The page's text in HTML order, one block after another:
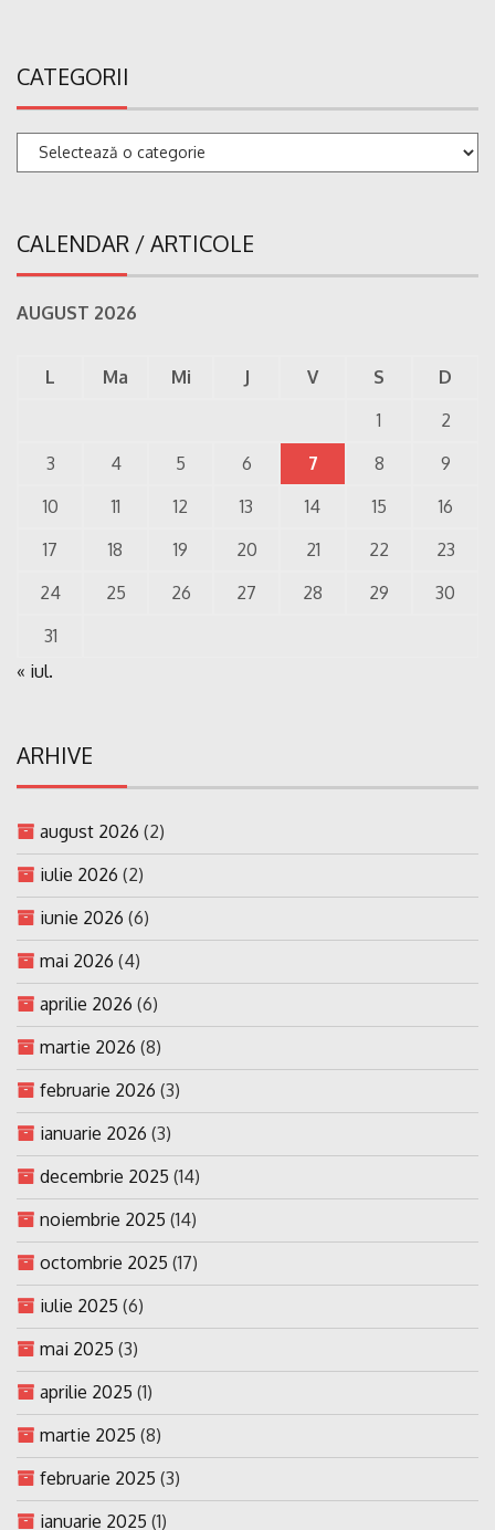
CATEGORII
Categorii
CALENDAR / ARTICOLE
AUGUST 2026
L Ma Mi J V S
D
1
2
3
4 5 6 7 8
9
10
11 12 13 14 15
16
17
18 19 20 21 22
23
24
25 26 27 28 29
30
31
« iul.
ARHIVE
august 2026 (2)
iulie 2026 (2)
iunie 2026 (6)
mai 2026 (4)
aprilie 2026 (6)
martie 2026 (8)
februarie 2026 (3)
ianuarie 2026 (3)
decembrie 2025 (14)
noiembrie 2025 (14)
octombrie 2025 (17)
iulie 2025 (6)
mai 2025 (3)
aprilie 2025 (1)
martie 2025 (8)
februarie 2025 (3)
ianuarie 2025 (1)